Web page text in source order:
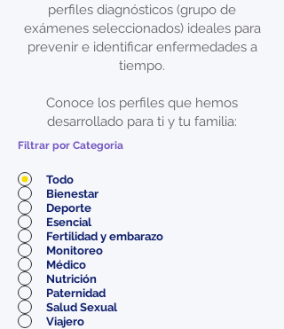
perfiles diagnósticos (grupo de
exámenes seleccionados) ideales para
prevenir e identificar enfermedades a
tiempo.
Conoce los perfiles que hemos
desarrollado para ti y tu familia:
Filtrar por Categoria
Todo
Bienestar
Deporte
Esencial
Fertilidad y embarazo
Monitoreo
Médico
Nutrición
Paternidad
Salud Sexual
Viajero